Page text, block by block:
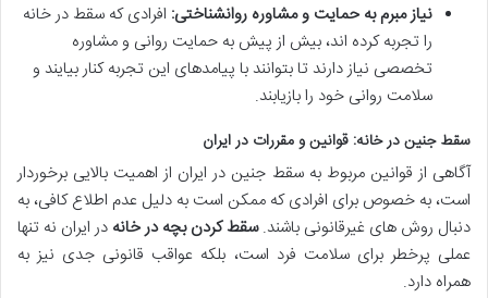
نیاز مبرم به حمایت و مشاوره روانشناختی: افرادی که سقط در خانه
را تجربه کرده اند، بیش از پیش به حمایت روانی و مشاوره
تخصصی نیاز دارند تا بتوانند با پیامدهای این تجربه کنار بیایند و
سلامت روانی خود را بازیابند.
سقط جنین در خانه: قوانین و مقررات در ایران
آگاهی از قوانین مربوط به سقط جنین در ایران از اهمیت بالایی برخوردار
است، به خصوص برای افرادی که ممکن است به دلیل عدم اطلاع کافی، به
دنبال روش های غیرقانونی باشند.سقط کردن بچه در خانه در ایران نه تنها
عملی پرخطر برای سلامت فرد است، بلکه عواقب قانونی جدی نیز به
همراه دارد.